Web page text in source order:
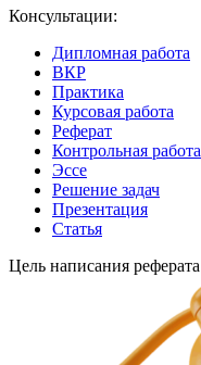
Консультации:
Дипломная работа
ВКР
Практика
Курсовая работа
Реферат
Контрольная работа
Эссе
Решение задач
Презентация
Статья
Цель написания реферата